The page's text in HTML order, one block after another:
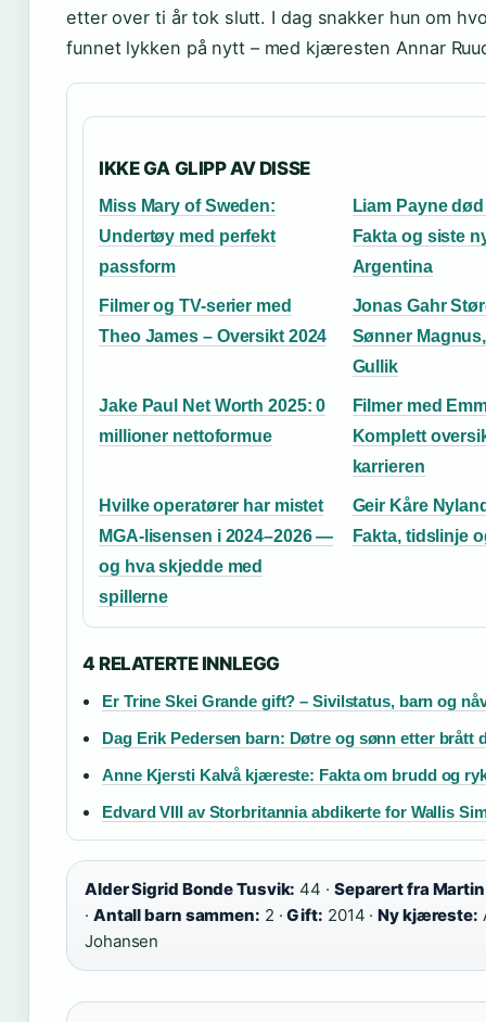
etter over ti år tok slutt. I dag snakker hun om
funnet lykken på nytt – med kjæresten Annar
IKKE GA GLIPP AV DISSE
Miss Mary of Sweden:
Undertøy med perfekt
passform
Liam Payne
Fakta og siste
Argentina
Filmer og TV-serier med
Theo James – Oversikt 2024
Jonas Gahr
Sønner
Gullik
Jake Paul Net Worth 2025: 0
millioner nettoformue
Filmer med
Komplett
karrieren
Hvilke operatører har mistet
MGA-lisensen i 2024–2026 —
og hva skjedde med
spillerne
Geir Kåre
Fakta, tidslinje
4 RELATERTE INNLEGG
Er Trine Skei Grande gift? – Sivilstatus, barn og
Dag Erik Pedersen barn: Døtre og sønn etter brått
Anne Kjersti Kalvå kjæreste: Fakta om brudd og
Edvard VIII av Storbritannia abdikerte for Wallis
Alder Sigrid Bonde Tusvik: 44 · Separert fra
· Antall barn sammen: 2 ·Gift: 2014 ·Ny kjæreste:
Johansen